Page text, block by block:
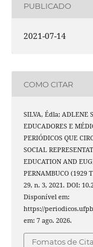
PUBLICADO
2021-07-14
COMO CITAR
SILVA, Édla; ADLENE
EDUCADORES E
PERIÓDICOS QUE
SOCIAL
EDUCATION AND
PERNAMBUCO (1929
29, n. 3, 2021. DOI:
Disponível em:
https://
em: 7 ago. 2026.
Fomatos de